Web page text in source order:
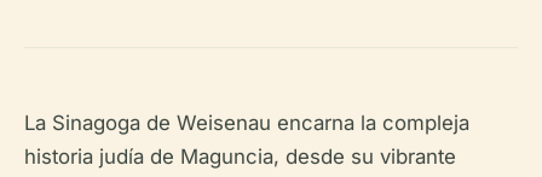
La Sinagoga de Weisenau encarna la compleja
historia judía de Maguncia, desde su vibrante